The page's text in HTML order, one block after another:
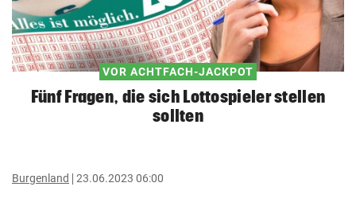
VOR ACHTFACH-JACKPOT
Fünf Fragen, die sich Lottospieler stellen
sollten
Burgenland 23.06.2023 06:00